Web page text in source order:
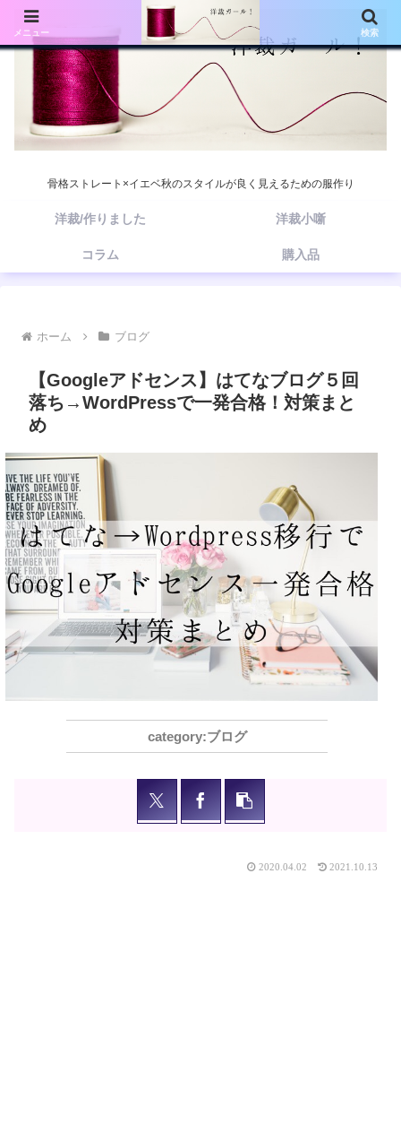
骨格ストレート×イエベ秋のスタイルが良く見えるための服作り
洋裁/作りました 洋裁小噺
コラム 購入品
ホーム ブログ
【Googleアドセンス】はてなブログ５回
落ち→WordPressで一発合格！対策まと
め
ブログ
2020.04.02 2021.10.13
メニュー 検索